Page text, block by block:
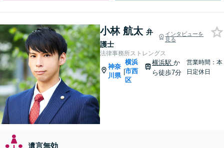
小林 航太 弁
護士
インタビューを
見る
法律事務所ストレングス
神奈
川県
|
横浜
市西
区
横浜駅 か
ら徒歩7分
営業時間：本
日定休日
遺言無効